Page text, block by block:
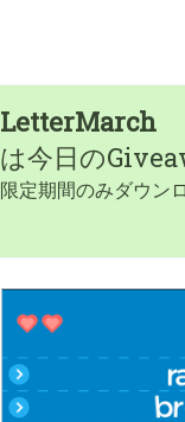
LetterMarch
は今日の
限定期間のみダウン